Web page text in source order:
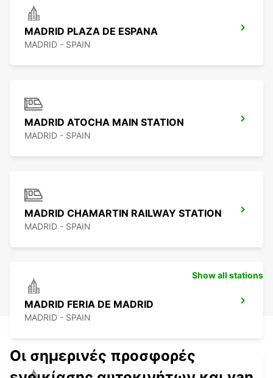
MADRID PLAZA DE ESPANA
MADRID - SPAIN
MADRID ATOCHA MAIN STATION
MADRID - SPAIN
MADRID CHAMARTIN RAILWAY STATION
MADRID - SPAIN
MADRID FERIA DE MADRID
MADRID - SPAIN
Show all stations
Οι σημερινές προσφορές